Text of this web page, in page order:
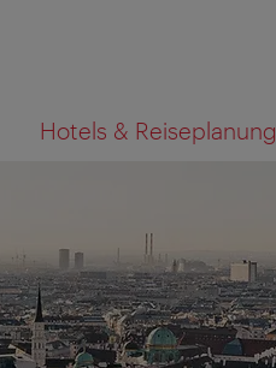
Hotels & Reiseplanung